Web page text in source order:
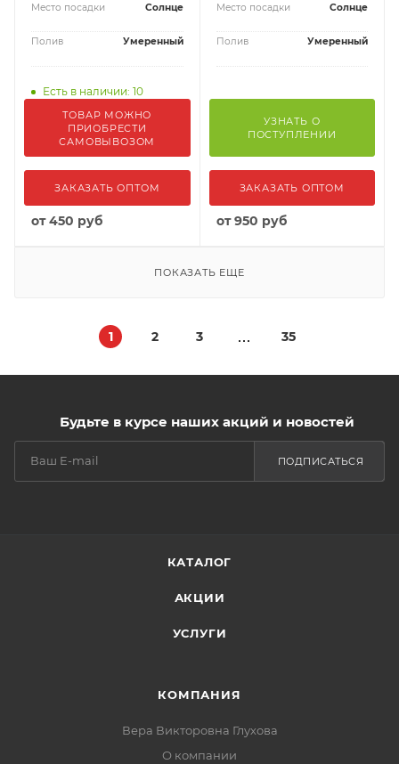
Место посадки Солнце
Полив Умеренный
Есть в наличии: 10
ТОВАР МОЖНО
ПРИОБРЕСТИ
САМОВЫВОЗОМ
ЗАКАЗАТЬ ОПТОМ
от450 руб
Место посадки Солнце
Полив Умеренный
УЗНАТЬ О
ПОСТУПЛЕНИИ
ЗАКАЗАТЬ ОПТОМ
от950 руб
ПОКАЗАТЬ ЕЩЕ
1 2 3 35
Будьте в курсе наших акций и новостей
ПОДПИСАТЬСЯ
КАТАЛОГ
АКЦИИ
УСЛУГИ
КОМПАНИЯ
Вера Викторовна Глухова
О компании